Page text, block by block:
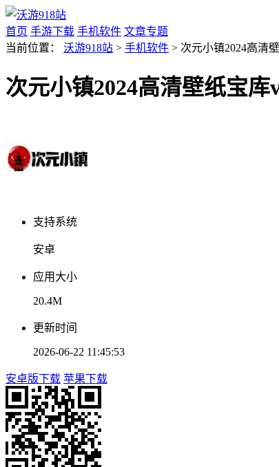
首页 手游下载 手机软件 文章专题
当前位置： 沃游918站 > 手机软件 > 次元小镇2024高清
次元小镇2024高清壁纸宝库
支持系统
安卓
应用大小
20.4M
更新时间
2026-06-22 11:45:53
安卓版下载 苹果下载